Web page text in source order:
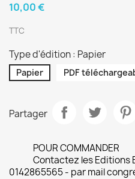
10,00 €
TTC
Type d'édition : Papier
Papier PDF
Partager
POUR COMMANDER
Contactez les Editions
0142865565 - par mail